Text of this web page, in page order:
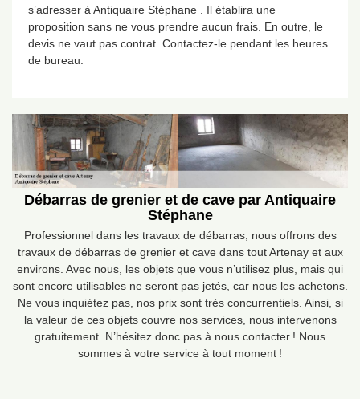
s’adresser à Antiquaire Stéphane . Il établira une
proposition sans ne vous prendre aucun frais. En outre, le
devis ne vaut pas contrat. Contactez-le pendant les heures
de bureau.
Débarras de grenier et de cave par Antiquaire
Stéphane
Professionnel dans les travaux de débarras, nous offrons des
travaux de débarras de grenier et cave dans tout Artenay et aux
environs. Avec nous, les objets que vous n’utilisez plus, mais qui
sont encore utilisables ne seront pas jetés, car nous les achetons.
Ne vous inquiétez pas, nos prix sont très concurrentiels. Ainsi, si
la valeur de ces objets couvre nos services, nous intervenons
gratuitement. N’hésitez donc pas à nous contacter ! Nous
sommes à votre service à tout moment !